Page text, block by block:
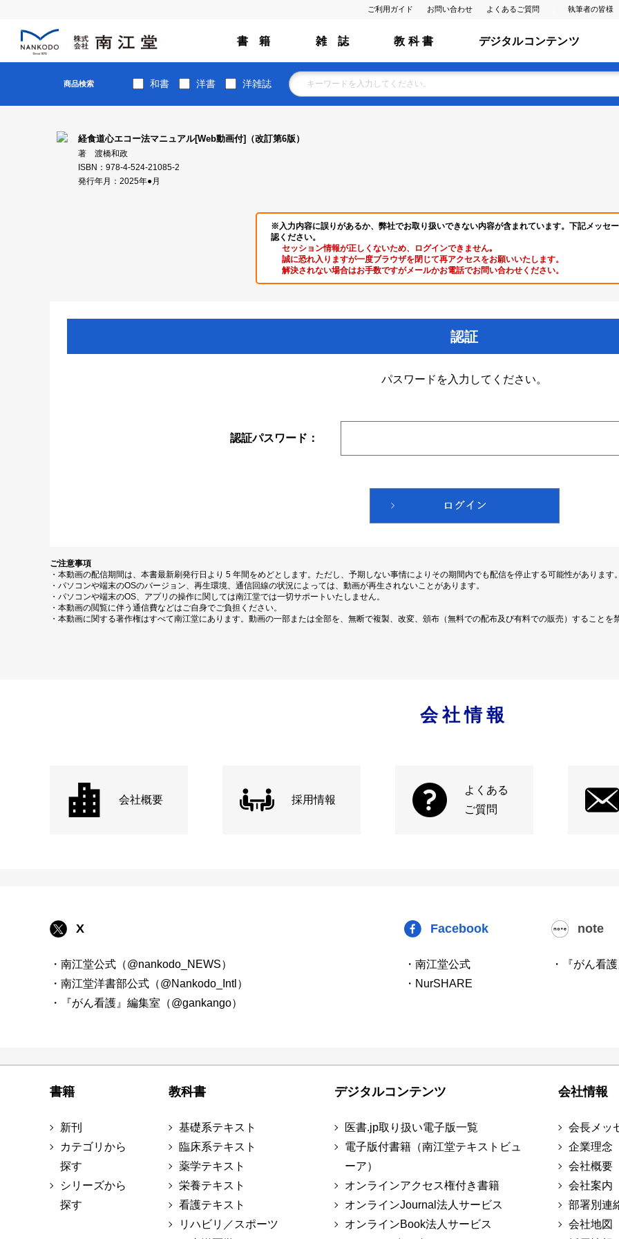
ご利用ガイド お問い合わせ よくあるご質問 執筆者の皆様
書 籍 雑 誌 教 科 書 デジタルコンテンツ
商品検索 和書 洋書 洋雑誌
経食道心エコー法マニュアル[Web動画付]（改訂第6版）
著 渡橋和政
ISBN：978-4-524-21085-2
発行年月：2025年●月
※入力内容に誤りがあるか、弊社でお取り扱いできない内容が含まれています。下記メッセ
認ください。
セッション情報が正しくないため、ログインできません｡
誠に恐れ入りますが一度ブラウザを閉じて再アクセスをお願いいたします。
解決されない場合はお手数ですがメールかお電話でお問い合わせください。
認証
パスワードを入力してください。
認証パスワード：
ご注意事項
・本動画の配信期間は、本書最新刷発行日より 5 年間をめどとします。ただし、予期しない事情によりその期間内でも配信を停止する可能性があります。
・パソコンや端末のOSのバージョン、再生環境、通信回線の状況によっては、動画が再生されないことがあります。
・パソコンや端末のOS、アプリの操作に関しては南江堂では一切サポートいたしません。
・本動画の閲覧に伴う通信費などはご自身でご負担ください。
・本動画に関する著作権はすべて南江堂にあります。動画の一部または全部を、無断で複製、改変、頒布（無料での配布及び有料での販売）することを
会社情報
会社概要 採用情報
よくある
ご質問
X
・南江堂公式（@nankodo_NEWS）
・南江堂洋書部公式（@Nankodo_Intl）
・『がん看護』編集室（@gankango）
Facebook
・南江堂公式
・NurSHARE
note
・『がん看
書籍
新刊
カテゴリから
探す
シリーズから
探す
教科書
基礎系テキスト
臨床系テキスト
薬学テキスト
栄養テキスト
看護テキスト
リハビリ／スポーツ
デジタルコンテンツ
医書.jp取り扱い電子版一覧
電子版付書籍（南江堂テキストビュ
ーア）
オンラインアクセス権付き書籍
オンラインJournal法人サービス
オンラインBook法人サービス
会社情報
会長メッ
企業理念
会社概要
会社案内
部署別連
会社地図